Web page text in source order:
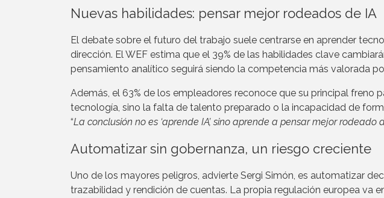
Nuevas habilidades: pensar mejor rodeados de IA
El debate sobre el futuro del trabajo suele centrarse en aprender
dirección. El WEF estima que el 39% de las habilidades clave
pensamiento analítico seguirá siendo la competencia más valorada
Además, el 63% de los empleadores reconoce que su principal freno
tecnología, sino la falta de talento preparado o la incapacidad de
“La conclusión no es ‘aprende IA’, sino aprende a pensar mejor rodeado
Automatizar sin gobernanza, un riesgo creciente
Uno de los mayores peligros, advierte Sergi Simón, es automatizar
trazabilidad y rendición de cuentas. La propia regulación europea va